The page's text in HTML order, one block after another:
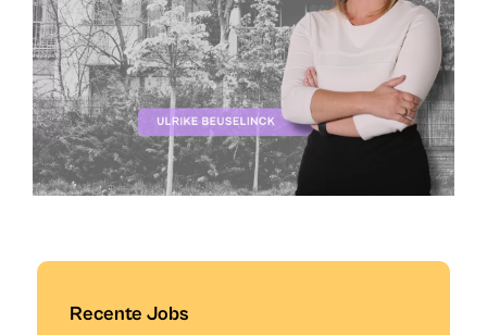
Recente Jobs